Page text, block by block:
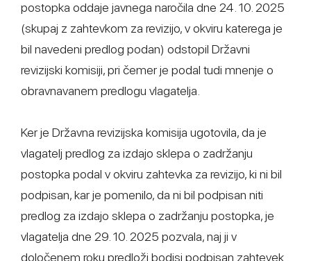
postopka oddaje javnega naročila dne 24. 10. 2025
(skupaj z zahtevkom za revizijo, v okviru katerega je
bil navedeni predlog podan) odstopil Državni
revizijski komisiji, pri čemer je podal tudi mnenje o
obravnavanem predlogu vlagatelja.
Ker je Državna revizijska komisija ugotovila, da je
vlagatelj predlog za izdajo sklepa o zadržanju
postopka podal v okviru zahtevka za revizijo, ki ni bil
podpisan, kar je pomenilo, da ni bil podpisan niti
predlog za izdajo sklepa o zadržanju postopka, je
vlagatelja dne 29. 10. 2025 pozvala, naj ji v
določenem roku predloži bodisi podpisan zahtevek